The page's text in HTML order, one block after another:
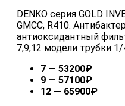
DENKO серия GOLD
GMCC, R410.
антиоксидантный
7,9,12 модели трубки
7 — 53200₽
9 — 57100₽
12 — 65900₽